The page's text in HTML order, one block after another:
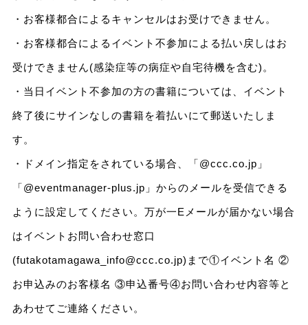
・お客様都合によるキャンセルはお受けできません。
・お客様都合によるイベント不参加による払い戻しはお
受けできません(感染症等の病症や自宅待機を含む)。
・当日イベント不参加の方の書籍については、イベント
終了後にサインなしの書籍を着払いにて郵送いたしま
す。
・ドメイン指定をされている場合、「@ccc.co.jp」
「@eventmanager-plus.jp」からのメールを受信できる
ように設定してください。万が一Eメールが届かない場合
はイベントお問い合わせ窓口
(futakotamagawa_info@ccc.co.jp)まで①イベント名 ②
お申込みのお客様名 ③申込番号④お問い合わせ内容等と
あわせてご連絡ください。